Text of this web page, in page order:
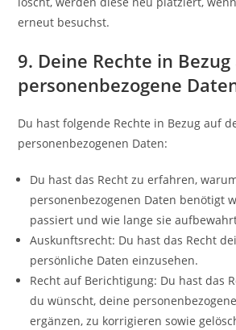
erneut besuchst.
9. Deine Rechte in
personenbezogene
Du hast folgende Rechte in Bezug auf
personenbezogenen Daten:
Du hast das Recht zu erfahren,
personenbezogenen Daten benötigt
passiert und wie lange sie
Auskunftsrecht: Du hast das Recht
persönliche Daten einzusehen.
Recht auf Berichtigung: Du hast das
du wünscht, deine
ergänzen, zu korrigieren sowie